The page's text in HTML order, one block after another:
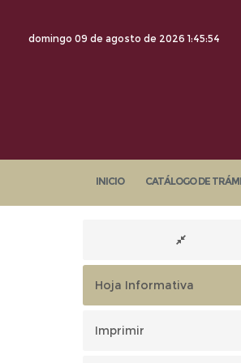
domingo 09 de agosto de 2026 1:45:55
INICIO CATÁLOGO DE
Hoja Informativa
Imprimir